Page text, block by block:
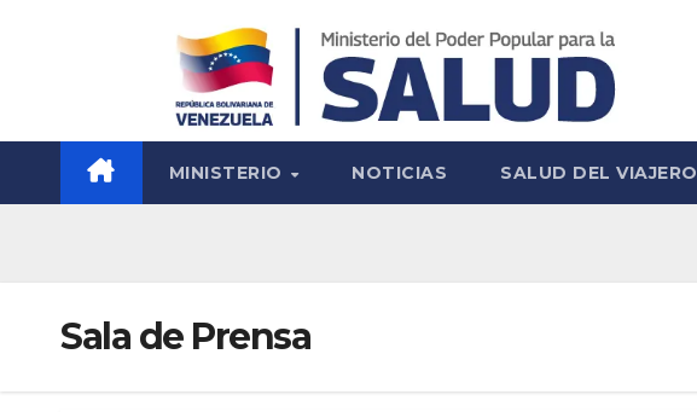
MINISTERIO NOTICIAS SALUD DEL VIAJERO
Sala de Prensa